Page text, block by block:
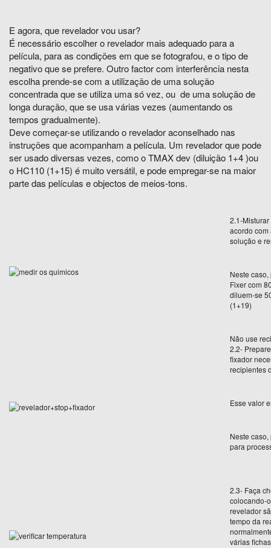
E agora, que revelador vou usar?
É necessário escolher o revelador mais adequado para a
película, para as condições em que se fotografou, e o tipo de
negativo que se prefere. Outro factor com interferência nesta
escolha prende-se com a utilização de uma solução
concentrada que se utiliza uma só vez, ou de uma solução de
longa duração, que se usa várias vezes (aumentando os
tempos gradualmente).
Deve começar-se utilizando o revelador aconselhado nas
instruções que acompanham a película. Um revelador que pode
ser usado diversas vezes, como o TMAX dev (diluição 1+4 )ou
o HC110 (1+15) é muito versátil, e pode empregar-se na maior
parte das películas e objectos de meios-tons.
2.1-
acordo com
solução e
Neste
Fixer com
diluem-se
(1+19)
Não use
2.2-
fixador
recipientes
Esse valor
Neste
para
2.3- Faça
colocando-
revelador
tempo da
várias